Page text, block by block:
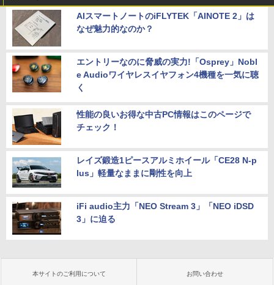
AIスマートノートのiFLYTEK「AINOTE 2」は
なぜ魅力的なのか？
エントリーなのに脅威の実力!「Osprey」Nobl
e Audioワイヤレスイヤフォン4機種を一気に聴
く
性能の良いお得な中古PC情報はこのページで
チェック！
レイズ鍛造1ピースアルミホイール「CE28 N-p
lus」軽量なままに剛性を向上
iFi audio主力「NEO Stream 3」「NEO iDSD
3」に迫る
本サイトのご利用について お問い合わせ